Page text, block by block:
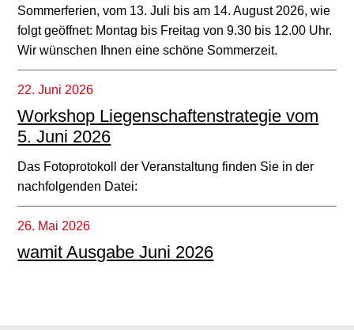
Sommerferien, vom 13. Juli bis am 14. August 2026, wie
folgt geöffnet: Montag bis Freitag von 9.30 bis 12.00 Uhr.
Wir wünschen Ihnen eine schöne Sommerzeit.
Workshop Liegenschaftenstrategie vom
5. Juni 2026
22. Juni 2026
Das Fotoprotokoll der Veranstaltung finden Sie in der
nachfolgenden Datei:
wamit Ausgabe Juni 2026
26. Mai 2026